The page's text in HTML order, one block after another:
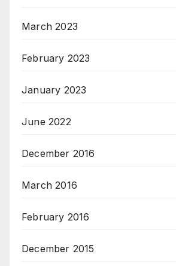
March 2023
February 2023
January 2023
June 2022
December 2016
March 2016
February 2016
December 2015